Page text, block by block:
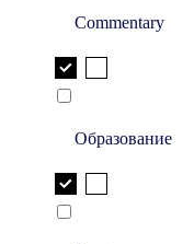
Commentary
Образование